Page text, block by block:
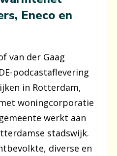
Eneco en
van der Gaag
podcastaflevering
in Rotterdam,
woningcorporatie
werkt aan
stadswijk.
diverse en